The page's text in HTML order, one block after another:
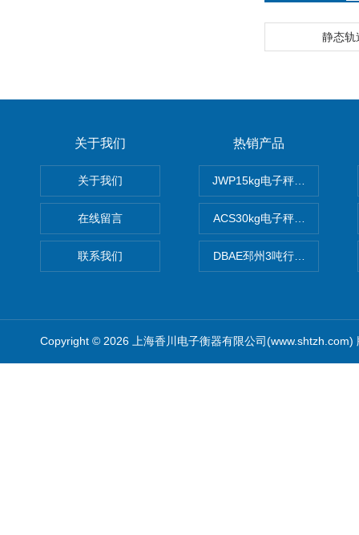
静态轨
关于我们
关于我们
在线留言
联系我们
热销产品
JWP15kg电子秤价格,15公
ACS30kg电子秤价格,30公
DBAE邳州3吨行车电子吊秤
Copyright © 2026 上海香川电子衡器有限公司(www.shtzh.com)